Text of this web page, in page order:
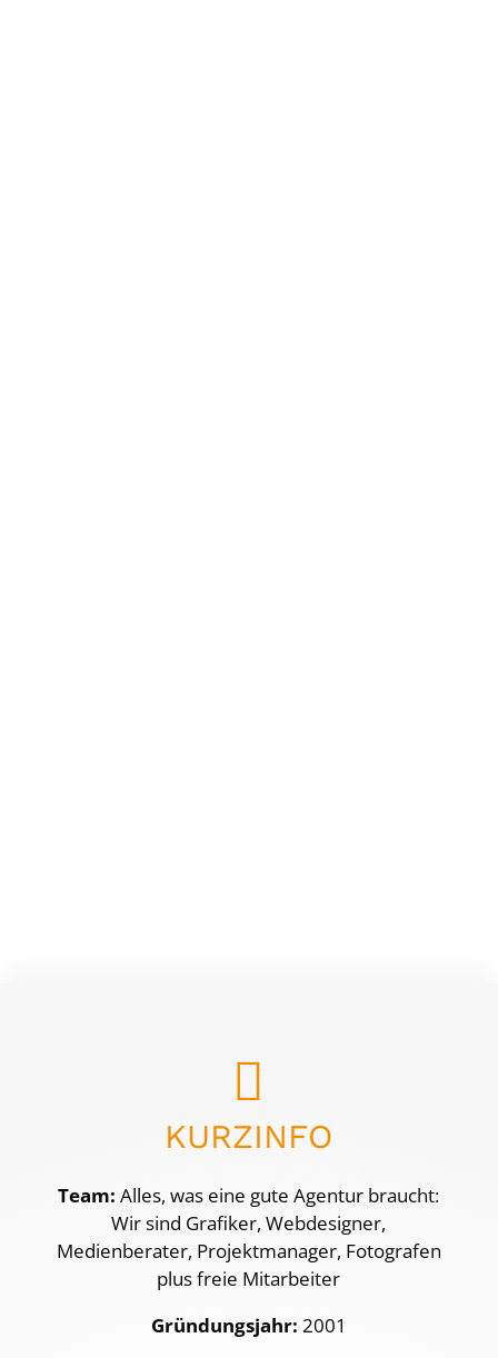

KURZINFO
Team: Alles, was eine gute Agentur braucht:
Wir sind Grafiker, Webdesigner,
Medienberater, Projektmanager, Fotografen
plus freie Mitarbeiter
Gründungsjahr: 2001